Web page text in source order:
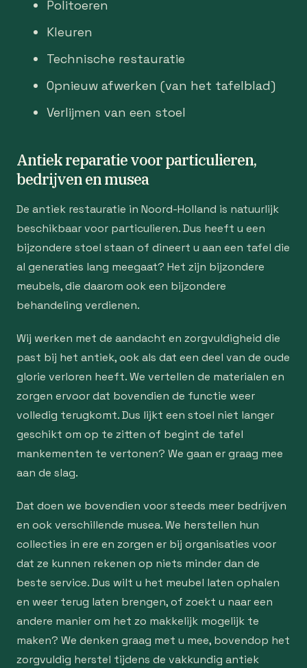
Politoeren
Kleuren
Technische restauratie
Opnieuw afwerken (van het tafelblad)
Verlijmen van een stoel
Antiek reparatie voor particulieren,
bedrijven en musea
De antiek restauratie in Noord-Holland is natuurlijk
beschikbaar voor particulieren. Dus heeft u een
bijzondere stoel staan of dineert u aan een tafel die
al generaties lang meegaat? Het zijn bijzondere
meubels, die daarom ook een bijzondere
behandeling verdienen.
Wij werken met de aandacht en zorgvuldigheid die
past bij het antiek, ook als dat een deel van de oude
glorie verloren heeft. We vertellen de materialen en
zorgen ervoor dat bovendien de functie weer
volledig terugkomt. Dus lijkt een stoel niet langer
geschikt om op te zitten of begint de tafel
mankementen te vertonen? We gaan er graag mee
aan de slag.
Dat doen we bovendien voor steeds meer bedrijven
en ook verschillende musea. We herstellen hun
collecties in ere en zorgen er bij organisaties voor
dat ze kunnen rekenen op niets minder dan de
beste service. Dus wilt u het meubel laten ophalen
en weer terug laten brengen, of zoekt u naar een
andere manier om het zo makkelijk mogelijk te
maken? We denken graag met u mee, bovendop het
zorgvuldig herstel tijdens de vakkundig antiek